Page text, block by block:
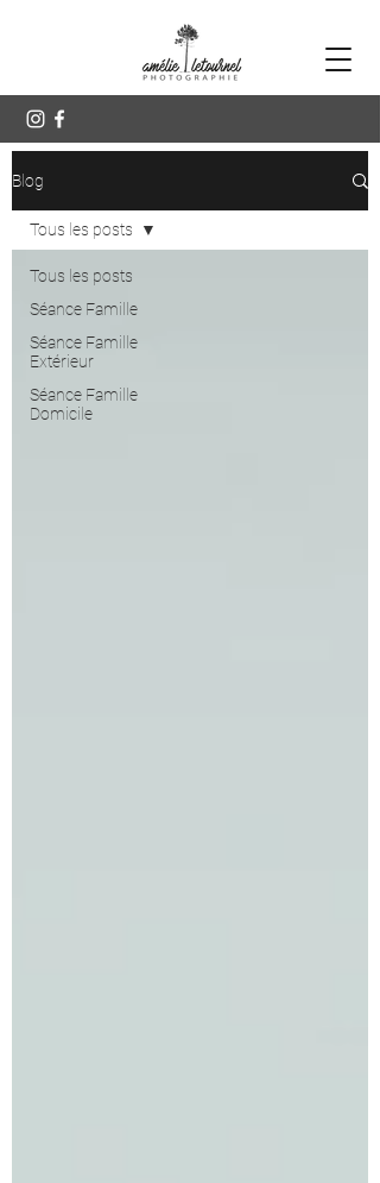
Blog
Tous les posts
Séance Famille
Séance Famille
Extérieur
Séance Famille
Domicile
Tous les posts